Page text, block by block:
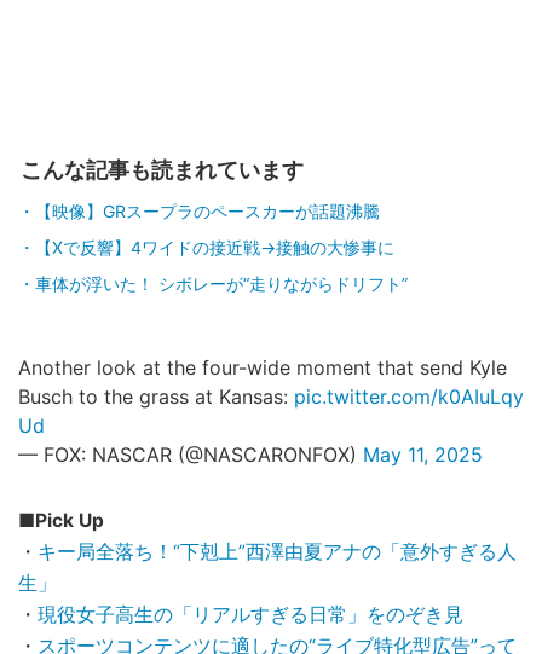
こんな記事も読まれています
【映像】GRスープラのペースカーが話題沸騰
【Xで反響】4ワイドの接近戦→接触の大惨事に
車体が浮いた！ シボレーが“走りながらドリフト”
Another look at the four-wide moment that send Kyle
Busch to the grass at Kansas: pic.twitter.com/k0AIuLqy
Ud
— FOX: NASCAR (@NASCARONFOX) May 11, 2025
■Pick Up
・ キー局全落ち！“下剋上”西澤由夏アナの「意外すぎる人
生」
・ 現役女子高生の「リアルすぎる日常」をのぞき見
・ スポーツコンテンツに適したの“ライブ特化型広告”って